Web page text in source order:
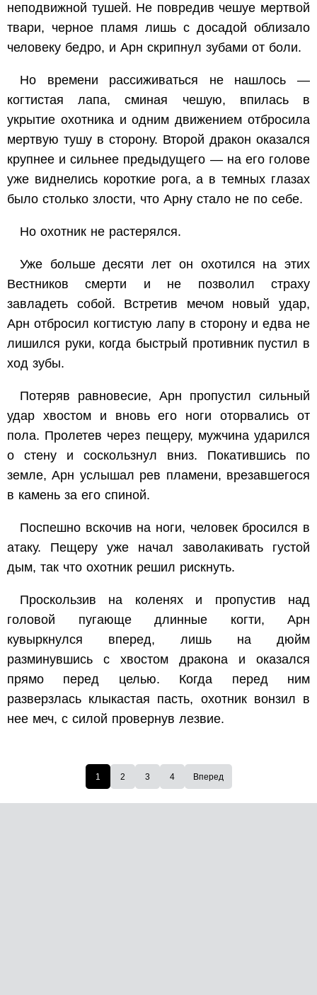
неподвижной тушей. Не повредив чешуе мертвой
твари, черное пламя лишь с досадой облизало
человеку бедро, и Арн скрипнул зубами от боли.
Но времени рассиживаться не нашлось —
когтистая лапа, сминая чешую, впилась в
укрытие охотника и одним движением отбросила
мертвую тушу в сторону. Второй дракон оказался
крупнее и сильнее предыдущего — на его голове
уже виднелись короткие рога, а в темных глазах
было столько злости, что Арну стало не по себе.
Но охотник не растерялся.
Уже больше десяти лет он охотился на этих
Вестников смерти и не позволил страху
завладеть собой. Встретив мечом новый удар,
Арн отбросил когтистую лапу в сторону и едва не
лишился руки, когда быстрый противник пустил в
ход зубы.
Потеряв равновесие, Арн пропустил сильный
удар хвостом и вновь его ноги оторвались от
пола. Пролетев через пещеру, мужчина ударился
о стену и соскользнул вниз. Покатившись по
земле, Арн услышал рев пламени, врезавшегося
в камень за его спиной.
Поспешно вскочив на ноги, человек бросился в
атаку. Пещеру уже начал заволакивать густой
дым, так что охотник решил рискнуть.
Проскользив на коленях и пропустив над
головой пугающе длинные когти, Арн
кувыркнулся вперед, лишь на дюйм
разминувшись с хвостом дракона и оказался
прямо перед целью. Когда перед ним
разверзлась клыкастая пасть, охотник вонзил в
нее меч, с силой провернув лезвие.
1 2 3 4 Вперед